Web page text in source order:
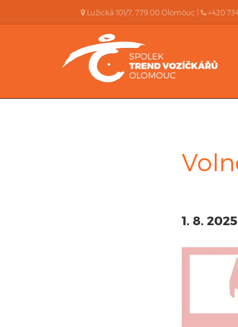
Lužická 101/7, 779 00 Olomouc | +420
1. 8. 2025